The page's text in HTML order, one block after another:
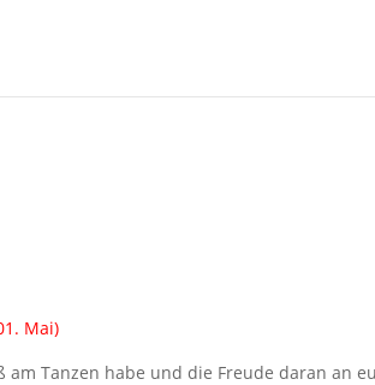
Mai)
am Tanzen habe und die Freude daran an